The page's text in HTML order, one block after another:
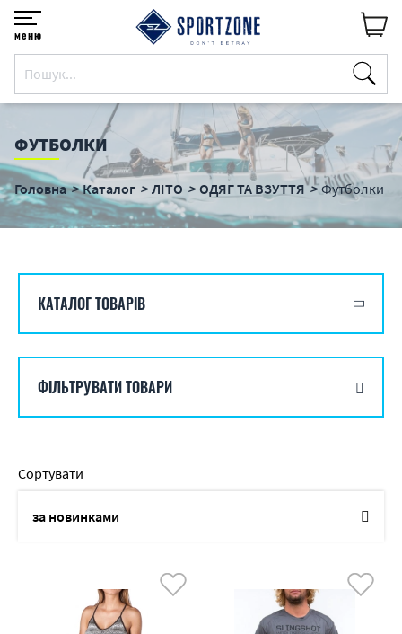
меню
ФУТБОЛКИ
Головна Каталог ЛІТО ОДЯГ ТА ВЗУТТЯ Футболки
КАТАЛОГ ТОВАРІВ
ФІЛЬТРУВАТИ ТОВАРИ
Сортувати
за новинками
від дешевих до дорогих
від дорогих до дешевих